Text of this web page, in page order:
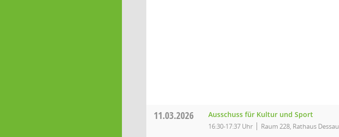
11.03.2026 Ausschuss für Kultur und Sport
16:30-17:37 Uhr Raum 228, Rathaus Dessau